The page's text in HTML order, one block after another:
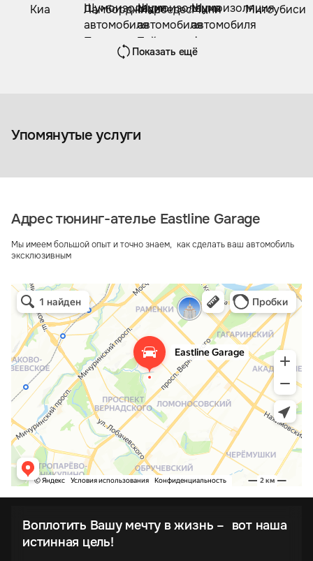
Показать ещё
Упомянутые услуги
автомобиля
Адрес тюнинг-ателье Eastline Garage
Мы имеем большой опыт и точно знаем, как сделать ваш автомобиль
эксклюзивным
Воплотить Вашу мечту в жизнь – вот наша
истинная цель!